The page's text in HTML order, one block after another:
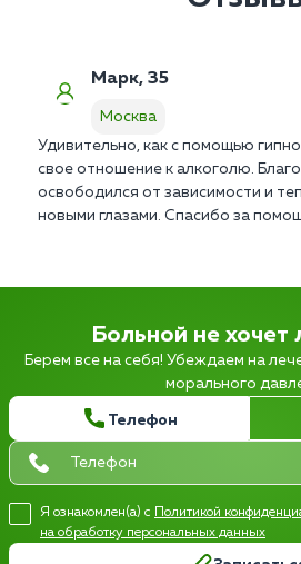
Марк, 35
Москва
Удивительно, как с помощью
свое отношение к алкоголю.
освободился от зависимости и
новыми глазами. Спасибо за
Больной не хочет
Берем все на себя! Убеждаем на
морального
Телефон
Я ознакомлен(а) с Политикой
на обработку персональных данных